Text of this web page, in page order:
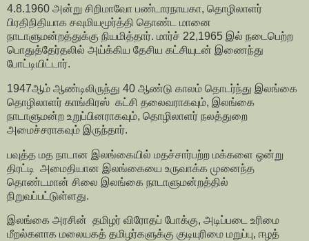
4.8.1960 அன்று சிறிமாவோ பண்டாரநாயகா, தொழிலாளர்
பிரதிநிதியாக சவுமியமூர்த்தி தொண்ட மானை
நாடாளுமன்றத்துக்கு நியமித்தார். மார்ச் 22,1965 இல் நடைபெற்ற
பொதுத்தேர்தலில் அய்க்கிய தேசிய கட்சியுடன் இணைந்து
போட்டியிட்டார்.
1947ஆம் ஆண்டிலிருந்து 40 ஆண்டு காலம் தொடர்ந்து இலங்கை
தொழிலாளர் காங்கிரஸ் கட்சி தலைவராகவும், இலங்கை
நாடாளுமன்ற உறுப்பினராகவும், தொழிலாளர் நலத்துறை
அமைச்சராகவும் இருந்தார்.
பவுத்த மத நாடான இலங்கையில் மதச்சார்பற்ற மக்களை ஒன்று
திரட்டி அமைதியான இலங்கையை உருவாக்க முனைந்த
தொண்டமான் சிலை இலங்கை நாடாளுமன்றத்தில்
நிறுவப்பட்டுள்ளது.
இலங்கை அரசின் தமிழர் விரோதப் போக்கு, அடிப்படை உரிமை
மீறல்களாக மலையகத் தமிழர்களுக்கு குடியுரிமை மறுப்பு, ஈழத்